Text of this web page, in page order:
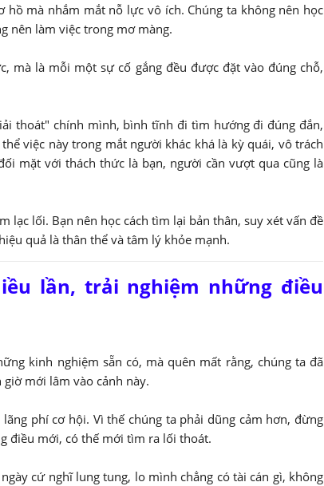
mà nhắm mắt nỗ lực vô ích. Chúng ta không nên học
nên làm việc trong mơ màng.
mà là mỗi một sự cố gắng đều được đặt vào đúng chỗ,
thoát" chính mình, bình tĩnh đi tìm hướng đi đúng đắn,
việc này trong mắt người khác khá là kỳ quái, vô trách
mặt với thách thức là bạn, người cần vượt qua cũng là
lạc lối. Bạn nên học cách tìm lại bản thân, suy xét vấn đề
quả là thân thể và tâm lý khỏe mạnh.
lần, trải nghiệm những điều
kinh nghiệm sẵn có, mà quên mất rằng, chúng ta đã
mới lâm vào cảnh này.
phí cơ hội. Vì thế chúng ta phải dũng cảm hơn, đừng
điều mới, có thế mới tìm ra lối thoát.
cứ nghĩ lung tung, lo mình chẳng có tài cán gì, không